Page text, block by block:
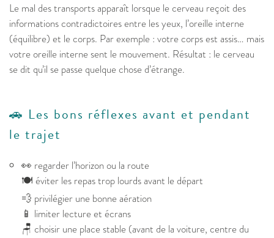
Le mal des transports apparaît lorsque le cerveau reçoit des
informations contradictoires entre les yeux, l’oreille interne
(équilibre) et le corps. Par exemple : votre corps est assis… mais
votre oreille interne sent le mouvement. Résultat : le cerveau
se dit qu’il se passe quelque chose d’étrange.
🚗 Les bons réflexes avant et pendant
le trajet
👀 regarder l’horizon ou la route
🍽️ éviter les repas trop lourds avant le départ
💨 privilégier une bonne aération
📱 limiter lecture et écrans
🪑 choisir une place stable (avant de la voiture, centre du